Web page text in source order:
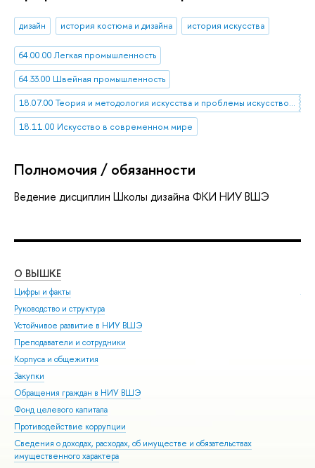
дизайн история костюма и дизайна история искусства
64.00.00 Легкая промышленность
64.33.00 Швейная промышленность
18.07.00 Теория и методология искусства и проблемы искусствоведения
18.11.00 Искусство в современном мире
Полномочия / обязанности
Ведение дисциплин Школы дизайна ФКИ НИУ ВШЭ
О ВЫШКЕ
Цифры и факты
Руководство и структура
Устойчивое развитие в НИУ ВШЭ
Преподаватели и сотрудники
Корпуса и общежития
Закупки
Обращения граждан в НИУ ВШЭ
Фонд целевого капитала
Противодействие коррупции
Сведения о доходах, расходах, об имуществе и обязательствах
имущественного характера